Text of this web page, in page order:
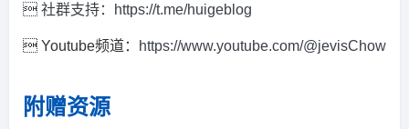
 社群支持：https://t.me/huigeblog
 Youtube频道： https://www.youtube.com/@jevisChow
附赠资源